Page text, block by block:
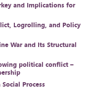
and Implications for
Logrolling, and Policy
War and Its Structural
political conflict –
Process